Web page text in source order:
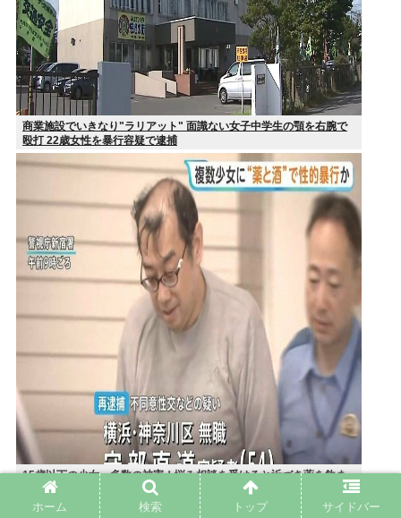
商業施設でいきなり"ラリアット" 面識ない女子中学生の顎を右腕で
殴打 22歳女性を暴行容疑で逮捕
15歳以下の少女、多数の被害！悩み相談を受けると近づき薬を飲ま
せてレ●プ。動画が770本見つかり被害少女多数
ホーム 検索 トップ サイドバー